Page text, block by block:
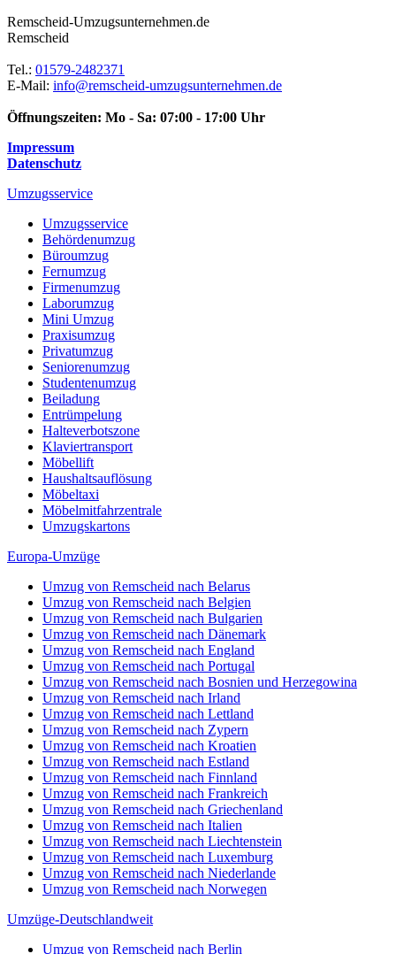
Remscheid-Umzugsunternehmen.de
Remscheid
Tel.: 01579-2482371
E-Mail: info@remscheid-umzugsunternehmen.de
Öffnungszeiten: Mo - Sa: 07:00 - 17:00 Uhr
Impressum
Datenschutz
Umzugsservice
Umzugsservice
Behördenumzug
Büroumzug
Fernumzug
Firmenumzug
Laborumzug
Mini Umzug
Praxisumzug
Privatumzug
Seniorenumzug
Studentenumzug
Beiladung
Entrümpelung
Halteverbotszone
Klaviertransport
Möbellift
Haushaltsauflösung
Möbeltaxi
Möbelmitfahrzentrale
Umzugskartons
Europa-Umzüge
Umzug von Remscheid nach Belarus
Umzug von Remscheid nach Belgien
Umzug von Remscheid nach Bulgarien
Umzug von Remscheid nach Dänemark
Umzug von Remscheid nach England
Umzug von Remscheid nach Portugal
Umzug von Remscheid nach Bosnien und Herzegowina
Umzug von Remscheid nach Irland
Umzug von Remscheid nach Lettland
Umzug von Remscheid nach Zypern
Umzug von Remscheid nach Kroatien
Umzug von Remscheid nach Estland
Umzug von Remscheid nach Finnland
Umzug von Remscheid nach Frankreich
Umzug von Remscheid nach Griechenland
Umzug von Remscheid nach Italien
Umzug von Remscheid nach Liechtenstein
Umzug von Remscheid nach Luxemburg
Umzug von Remscheid nach Niederlande
Umzug von Remscheid nach Norwegen
Umzüge-Deutschlandweit
Umzug von Remscheid nach Berlin